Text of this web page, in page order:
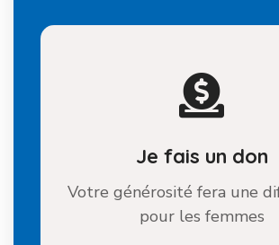
Je fais un don
Votre générosité fera une
pour les femmes